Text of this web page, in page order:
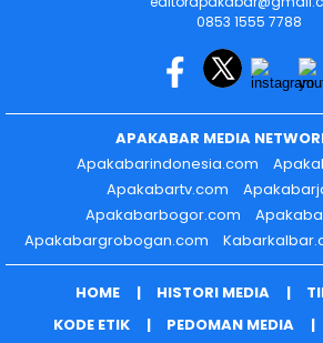
0853 1555 7788
APAKABAR MEDIA
Apakabarindonesia.com
Apakabartv.com
Apakabarbogor.com
Apakabargrobogan.com
HOME HISTORI MEDIA
KODE ETIK
PEDOMAN MEDIA